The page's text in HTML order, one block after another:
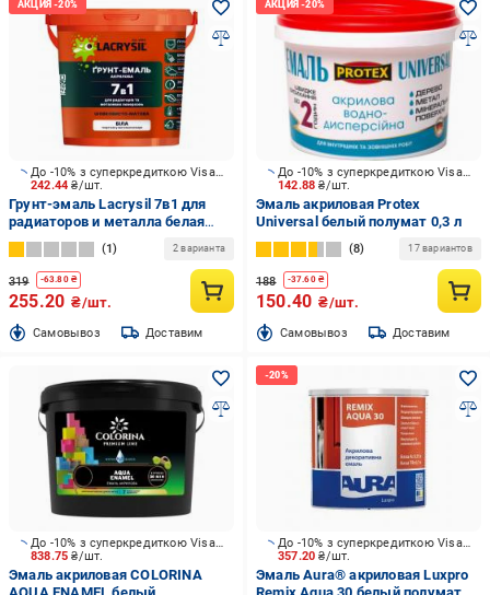
242.44₴/шт.
До -10% з суперкредиткою Visa Вигода
Грунт-эмаль Lacrysil 7в1 для
радиаторов и металла белая
шелковистый мат 0,9 кг
1 2 варианта
319 -63.80₴
255.20 ₴/шт.
Cамовывоз Доставим
142.88₴/шт.
До -10% з суперкредиткою Visa Вигода
Эмаль акриловая Protex
Universal белый полумат 0,3 л
8 17 вариантов
188 -37.60₴
150.40 ₴/шт.
Cамовывоз Доставим
838.75₴/шт.
До -10% з суперкредиткою Visa Вигода
Эмаль акриловая COLORINA
357.20₴/шт.
До -10% з суперкредиткою Visa Вигода
Эмаль Aura® акриловая Luxpro